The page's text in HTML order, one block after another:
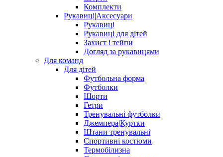
Комплекти
Рукавиці|Аксесуари
Рукавиці
Рукавиці для дітей
Захист і тейпи
Догляд за рукавицями
Для команд
Для дітей
Футбольна форма
Футболки
Шорти
Гетри
Тренувальні футболки
Джемпера|Куртки
Штани тренувальні
Спортивні костюми
Термобілизна